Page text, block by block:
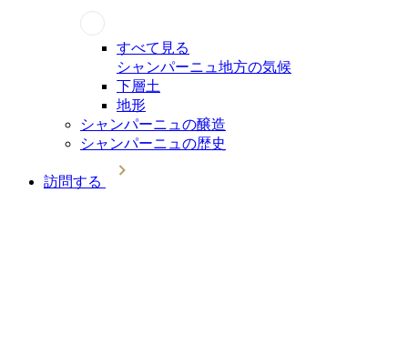
すべて見る
シャンパーニュ地方の気候
下層土
地形
シャンパーニュの醸造
シャンパーニュの歴史
訪問する